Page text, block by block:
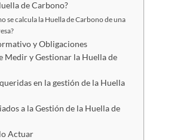
de Carbono?
se calcula la Huella de Carbono de una
y Obligaciones
Medir y Gestionar la Huella de
en la gestión de la Huella
a la Gestión de la Huella de
Actuar